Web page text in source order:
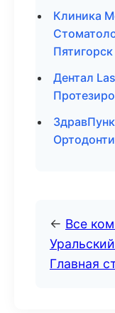
Клиника
Пятигорск
Дентал
← Все
Главная